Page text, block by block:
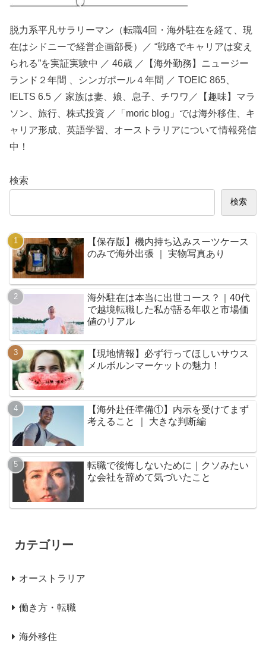
脱力系平凡サラリーマン（転職4回・海外駐在を経て、現
在はシドニーで経営企画部長）／ “戦略でキャリアは変え
られる”を実証実験中 ／ 46歳 ／【海外勤務】ニュージー
ランド２年間 、シンガポール４年間 ／ TOEIC 865、
IELTS 6.5 ／ 家族は妻、娘、息子、チワワ／【趣味】マラ
ソン、旅行、株式投資 ／「moric blog」では海外移住、キ
ャリア形成、英語学習、オーストラリアについて情報発信
中！
検索
検索
【保存版】機内持ち込みスーツケース
のみで海外出張 ｜ 実物写真あり
海外駐在は本当に出世コース？｜40代
で越境転職した私が語る年収と市場価
値のリアル
【現地情報】必ず行ってほしいサウス
メルボルンマーケットの魅力！
【海外赴任準備①】内示を受けてまず
考えること ｜ 大きな判断編
転職で後悔しないために｜クソみたい
な会社を辞めて気づいたこと
カテゴリー
オーストラリア
働き方・転職
海外移住